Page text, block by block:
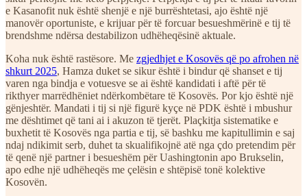
e Kasanofit nuk është shenjë e një burrështetasi, ajo është një
manovër oportuniste, e krijuar për të forcuar besueshmërinë e tij të
brendshme ndërsa destabilizon udhëheqësinë aktuale.
Koha nuk është rastësore. Me zgjedhjet e Kosovës që po afrohen në
shkurt 2025, Hamza duket se sikur është i bindur që shanset e tij
varen nga bindja e votuesve se ai është kandidati i aftë për të
rikthyer marrëdhëniet ndërkombëtare të Kosovës. Por kjo është një
gënjeshtër. Mandati i tij si një figurë kyçe në PDK është i mbushur
me dështimet që tani ai i akuzon të tjerët. Plaçkitja sistematike e
buxhetit të Kosovës nga partia e tij, së bashku me kapitullimin e saj
ndaj ndikimit serb, duhet ta skualifikojnë atë nga çdo pretendim për
të qenë një partner i besueshëm për Uashingtonin apo Brukselin,
apo edhe një udhëheqës me çelësin e shtëpisë tonë kolektive
Kosovën.